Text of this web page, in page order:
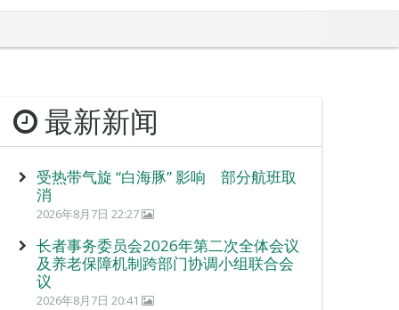
最新新闻
受热带气旋 “白海豚” 影响 部分航班取
消
2026年8月7日 22:27
长者事务委员会2026年第二次全体会议
及养老保障机制跨部门协调小组联合会
议
2026年8月7日 20:41